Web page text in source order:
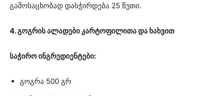
გამოსაცხობად დასჭირდება 25 წუთი.
4. გოგრის ალადები კარტოფილითა და ხახვით
საჭირო ინგრედიენტები:
გოგრა 500 გრ